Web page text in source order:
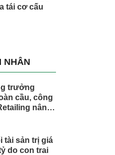
tái cơ cấu
NHÂN
trưởng
cầu, công
nâng
tài sản trị giá
do con trai